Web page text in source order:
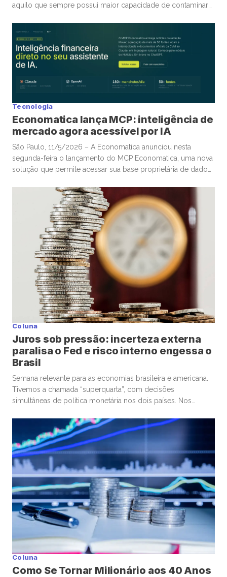
aquilo que sempre possui maior capacidade de contaminar
de Ormuz trouxe novamente para o centro da discussão um
tema que […]
Tecnologia
Economatica lança MCP: inteligência de
mercado agora acessível por IA
São Paulo, 11/5/2026 – A Economatica anunciou nesta
segunda-feira o lançamento do MCP Economatica, uma nova
solução que permite acessar sua base proprietária de dados
Inteligência Artificial. A ferramenta, baseada no Model Context
Protocol (MCP), possibilita que clientes consultem dados de
mercado em linguagem natural diretamente […]
Coluna
Juros sob pressão: incerteza externa
paralisa o Fed e risco interno engessa o
Brasil
Semana relevante para as economias brasileira e americana.
Tivemos a chamada “superquarta”, com decisões
simultâneas de política monetária nos dois países. Nos
de juros. No Brasil, o Banco Central seguiu um caminho
diferente, com um corte marginal, bastante conservador.
Começando pelos Estados Unidos, o ponto […]
Coluna
Como Se Tornar Milionário aos 40 Anos